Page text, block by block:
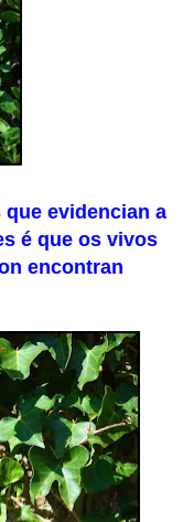
evidencian a
é que os vivos
encontran